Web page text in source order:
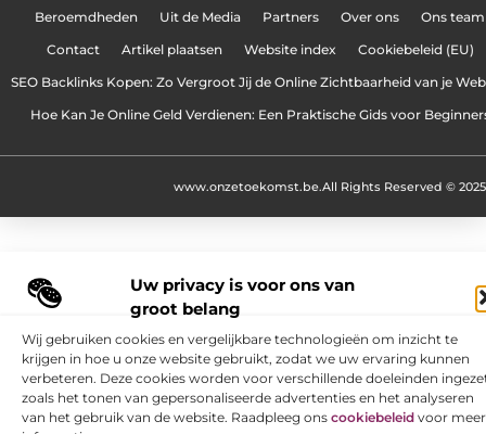
Uw privacy is voor ons van
groot belang
Wij gebruiken cookies en vergelijkbare technologieën om inzicht te
krijgen in hoe u onze website gebruikt, zodat we uw ervaring kunnen
verbeteren. Deze cookies worden voor verschillende doeleinden
zoals het tonen van gepersonaliseerde advertenties en het analyseren
van het gebruik van de website. Raadpleeg ons cookiebeleid voor meer
Beroemdheden Uit de Media Partners Over ons Ons team
Contact Artikel plaatsen Website index Cookiebeleid (EU)
SEO Backlinks Kopen: Zo Vergroot Jij de Online Zichtbaarheid van je
Hoe Kan Je Online Geld Verdienen: Een Praktische Gids voor
All Rights Reserved © 2025
www.onzetoekomst.be.